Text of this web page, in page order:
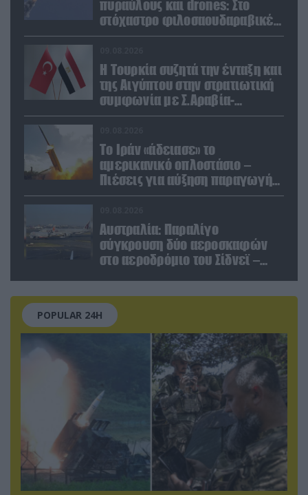
πυραύλους και drones: Στο
στόχαστρο φιλοσαουδαραβικές
δυνάμεις και εγκαταστάσεις
Η Τουρκία συζητά την ένταξη και
της Αιγύπτου στην στρατιωτική
συμφωνία με Σ.Αραβία-
Πακιστάν
Το Ιράν «άδειασε» το
αμερικανικό οπλοστάσιο –
Πιέσεις για αύξηση παραγωγής
Patriot και THAAD
Αυστραλία: Παραλίγο
σύγκρουση δύο αεροσκαφών
στο αεροδρόμιο του Σίδνεϊ –
POPULAR 24H